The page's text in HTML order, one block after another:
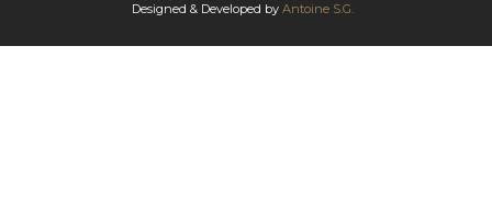
Designed & Developed by Antoine S.G.